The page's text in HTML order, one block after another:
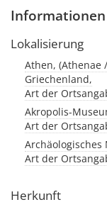
Lokalisierung
Athen, (Athenae
Griechenland,
Art der
Akropolis-
Art der
Art der
Herkunft